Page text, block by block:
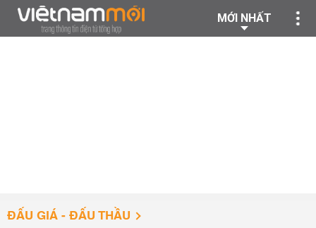
MỚI NHẤT
ĐẤU GIÁ - ĐẤU THẦU